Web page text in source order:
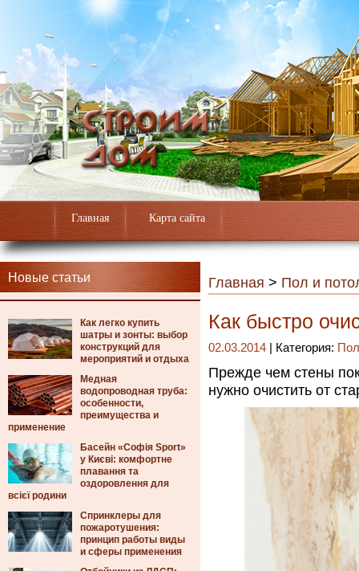
Главная Карта сайта
Новые статьи
Как легко купить
шатры и зонты: выбор
конструкций для
мероприятий и отдыха
Медная
водопроводная труба:
особенности,
преимущества и
применение
Басейн «Софія Sport»
у Києві: комфортне
плавання та
оздоровлення для
всієї родини
Спринклеры для
пожаротушения:
принцип работы виды
и сферы применения
Главная > Пол и
Как быстро
02.03.2014 | Категория:
Прежде чем стены
нужно очистить от